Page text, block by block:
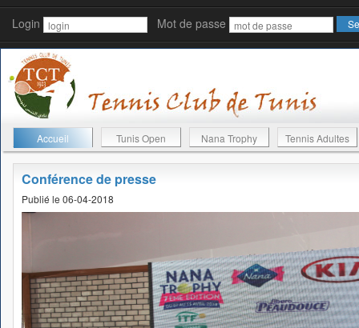
Login Mot de passe
Accueil Tunis Open Nana Trophy Tennis Adultes
Conférence de presse
Publié le 06-04-2018